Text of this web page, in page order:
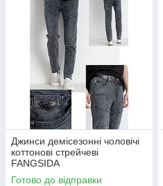
Джинси демісезонні чоловічі
коттонові стрейчеві
FANGSIDA
Готово до відправки